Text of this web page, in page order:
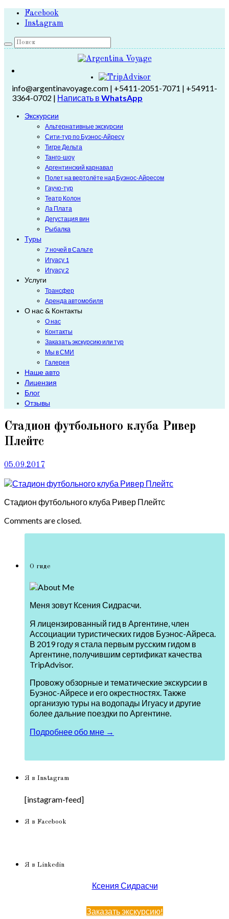
Facebook
Instagram
info@argentinavoyage.com | +5411-2051-7071 | +54911-
3364-0702 | Написать в WhatsApp
Экскурсии
Альтернативные экскурсии
Сити-тур по Буэнос-Айресу
Тигре Дельта
Танго-шоу
Аргентинский карнавал
Полет на вертолёте над Буэнос-Айресом
Гаучо-тур
Театр Колон
Ла Плата
Дегустация вин
Рыбалка
Туры
7 ночей в Сальте
Игуасу 1
Игуасу 2
Услуги
Трансфер
Аренда автомобиля
О нас & Контакты
О нас
Контакты
Заказать экскурсию или тур
Мы в СМИ
Галерея
Наше авто
Лицензия
Блог
Отзывы
Стадион футбольного клуба Ривер
Плейтс
05.09.2017
Стадион футбольного клуба Ривер Плейтс
Comments are closed.
О гиде
Меня зовут Ксения Сидрасчи.
Я лицензированный гид в Аргентине, член
Ассоциации туристических гидов Буэнос-Айреса.
В 2019 году я стала первым русским гидом в
Аргентине, получившим сертификат качества
TripAdvisor.
Провожу обзорные и тематические экскурсии в
Буэнос-Айресе и его окрестностях. Также
организую туры на водопады Игуасу и другие
более дальние поездки по Аргентине.
Подробнее обо мне →
Я в Instagram
[instagram-feed]
Я в Facebook
Я в Linkedin
Ксения Сидрасчи
Заказать экскурсию!